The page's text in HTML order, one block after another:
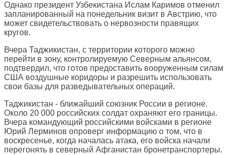
Однако президент Узбекистана Ислам Каримов отменил
запланированный на понедельник визит в Австрию, что
может свидетельствовать о нервозности правящих
кругов.
Вчера Таджикистан, с территории которого можно
перейти в зону, контролируемую Северным альянсом,
подтвердил, что готов предоставить вооруженным силам
США воздушные коридоры и разрешить использовать
свои базы для разведывательных операций.
Таджикистан - ближайший союзник России в регионе.
Около 20 000 российских солдат охраняют его границы.
Вчера командующий российскими войсками в регионе
Юрий Лерминов опроверг информацию о том, что в
воскресенье, когда началась атака, его войска начали
перегонять в северный Афганистан бронетранспортеры.